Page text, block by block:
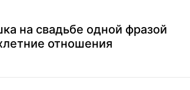
на свадьбе одной фразой
отношения